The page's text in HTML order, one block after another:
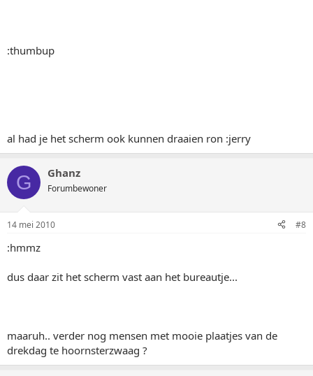
:thumbup
al had je het scherm ook kunnen draaien ron :jerry
G Ghanz
Forumbewoner
14 mei 2010 #8
:hmmz
dus daar zit het scherm vast aan het bureautje...
maaruh.. verder nog mensen met mooie plaatjes van de
drekdag te hoornsterzwaag ?